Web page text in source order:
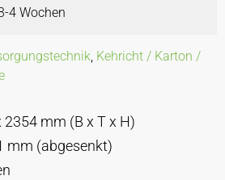
4 Wochen
, Kehricht / Karton /
2354 mm (B x T x H)
mm (abgesenkt)